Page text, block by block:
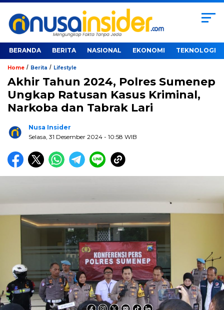
BERANDA BERITA NASIONAL EKONOMI TEKNOLOGI
Home / Berita / Lifestyle
Akhir Tahun 2024, Polres Sumenep
Ungkap Ratusan Kasus Kriminal,
Narkoba dan Tabrak Lari
Nusa Insider
Selasa, 31 Desember 2024 - 10:58 WIB